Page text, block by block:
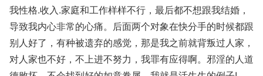
我性格.收入.家庭和工作样样不行，最后都不想跟我结婚，
导致我内心非常的心痛。后面两个对象在快分手的时候都跟
别人好了，有种被遗弃的感觉，那是我之前就背叛过人家，
对人家也不好，不上进不努力，我罪有应得啊。邪淫的人道